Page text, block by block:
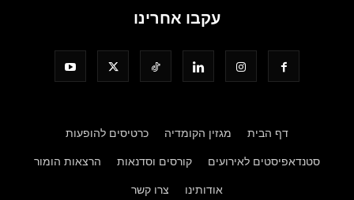
עקבו אחרינו
דף הבית מגזין הקומדיה כרטיסים להופעות
סטנדאפיסטים לאירועים קורסים וסדנאות הרצאות הומור
אודותינו צרו קשר